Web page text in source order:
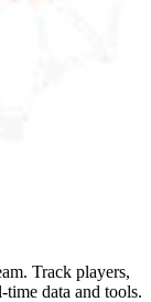
Track players,
data and tools.